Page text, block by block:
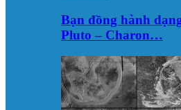
Bạn đồng hành
Pluto – Charon…